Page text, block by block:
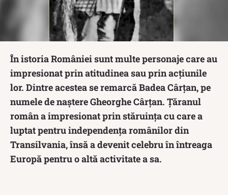
În istoria României sunt multe personaje care au
impresionat prin atitudinea sau prin acțiunile
lor. Dintre acestea se remarcă Badea Cârțan, pe
numele de naștere Gheorghe Cârțan. Țăranul
român a impresionat prin stăruința cu care a
luptat pentru independența românilor din
Transilvania, însă a devenit celebru în întreaga
Europă pentru o altă activitate a sa.